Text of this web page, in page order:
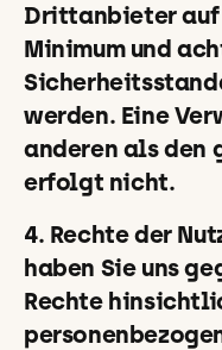
Drittanbieter
Minimum und
werden. Eine
anderen als den
erfolgt nicht.
4. Rechte der
haben Sie uns
Rechte